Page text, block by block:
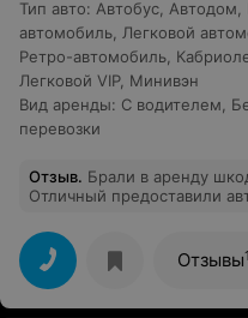
Тип авто: Автобус Автодом
автомобиль Легковой
Ретро-автомобиль
Легковой VIP, Минивэн
Вид аренды: С водителем
перевозки
Отзыв. Брали в аренду
Отличный предоставили
нужное нам место .
Отзывы